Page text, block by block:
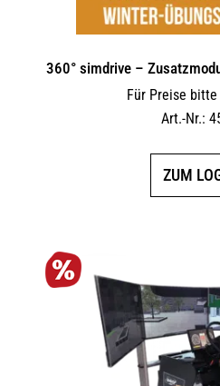
360° simdrive –
Für Preise
Art.-Nr.:
ZUM